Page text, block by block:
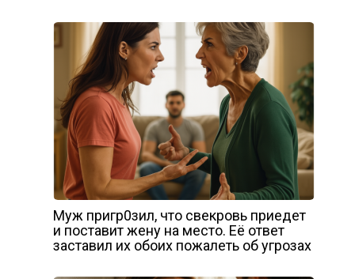
Муж пригр0зил, что свекровь приедет
и поставит жену на место. Её ответ
заставил их обоих пожалеть об угрозах